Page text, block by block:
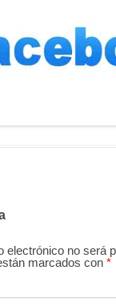
electrónico no será
marcados con *